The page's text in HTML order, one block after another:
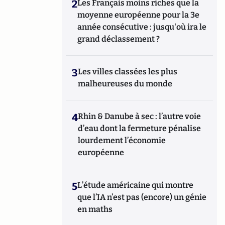
2Les Français moins riches que la
moyenne européenne pour la 3e
année consécutive : jusqu'où ira le
grand déclassement ?
3Les villes classées les plus
malheureuses du monde
4Rhin & Danube à sec : l’autre voie
d’eau dont la fermeture pénalise
lourdement l’économie
européenne
5L’étude américaine qui montre
que l’IA n’est pas (encore) un génie
en maths